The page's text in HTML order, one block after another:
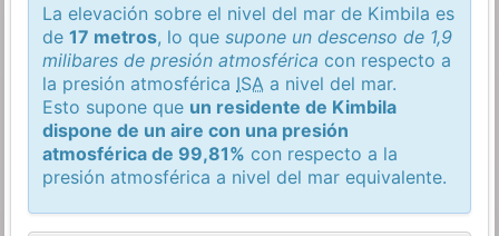
La elevación sobre el nivel del mar de Kimbila es
de17 metros, lo quesupone un descenso de 1,9
milibares de presión atmosférica con respecto a
la presión atmosférica ISA a nivel del mar.
Esto supone que un residente de Kimbila
dispone de un aire con una presión
atmosférica de 99,81% con respecto a la
presión atmosférica a nivel del mar equivalente.